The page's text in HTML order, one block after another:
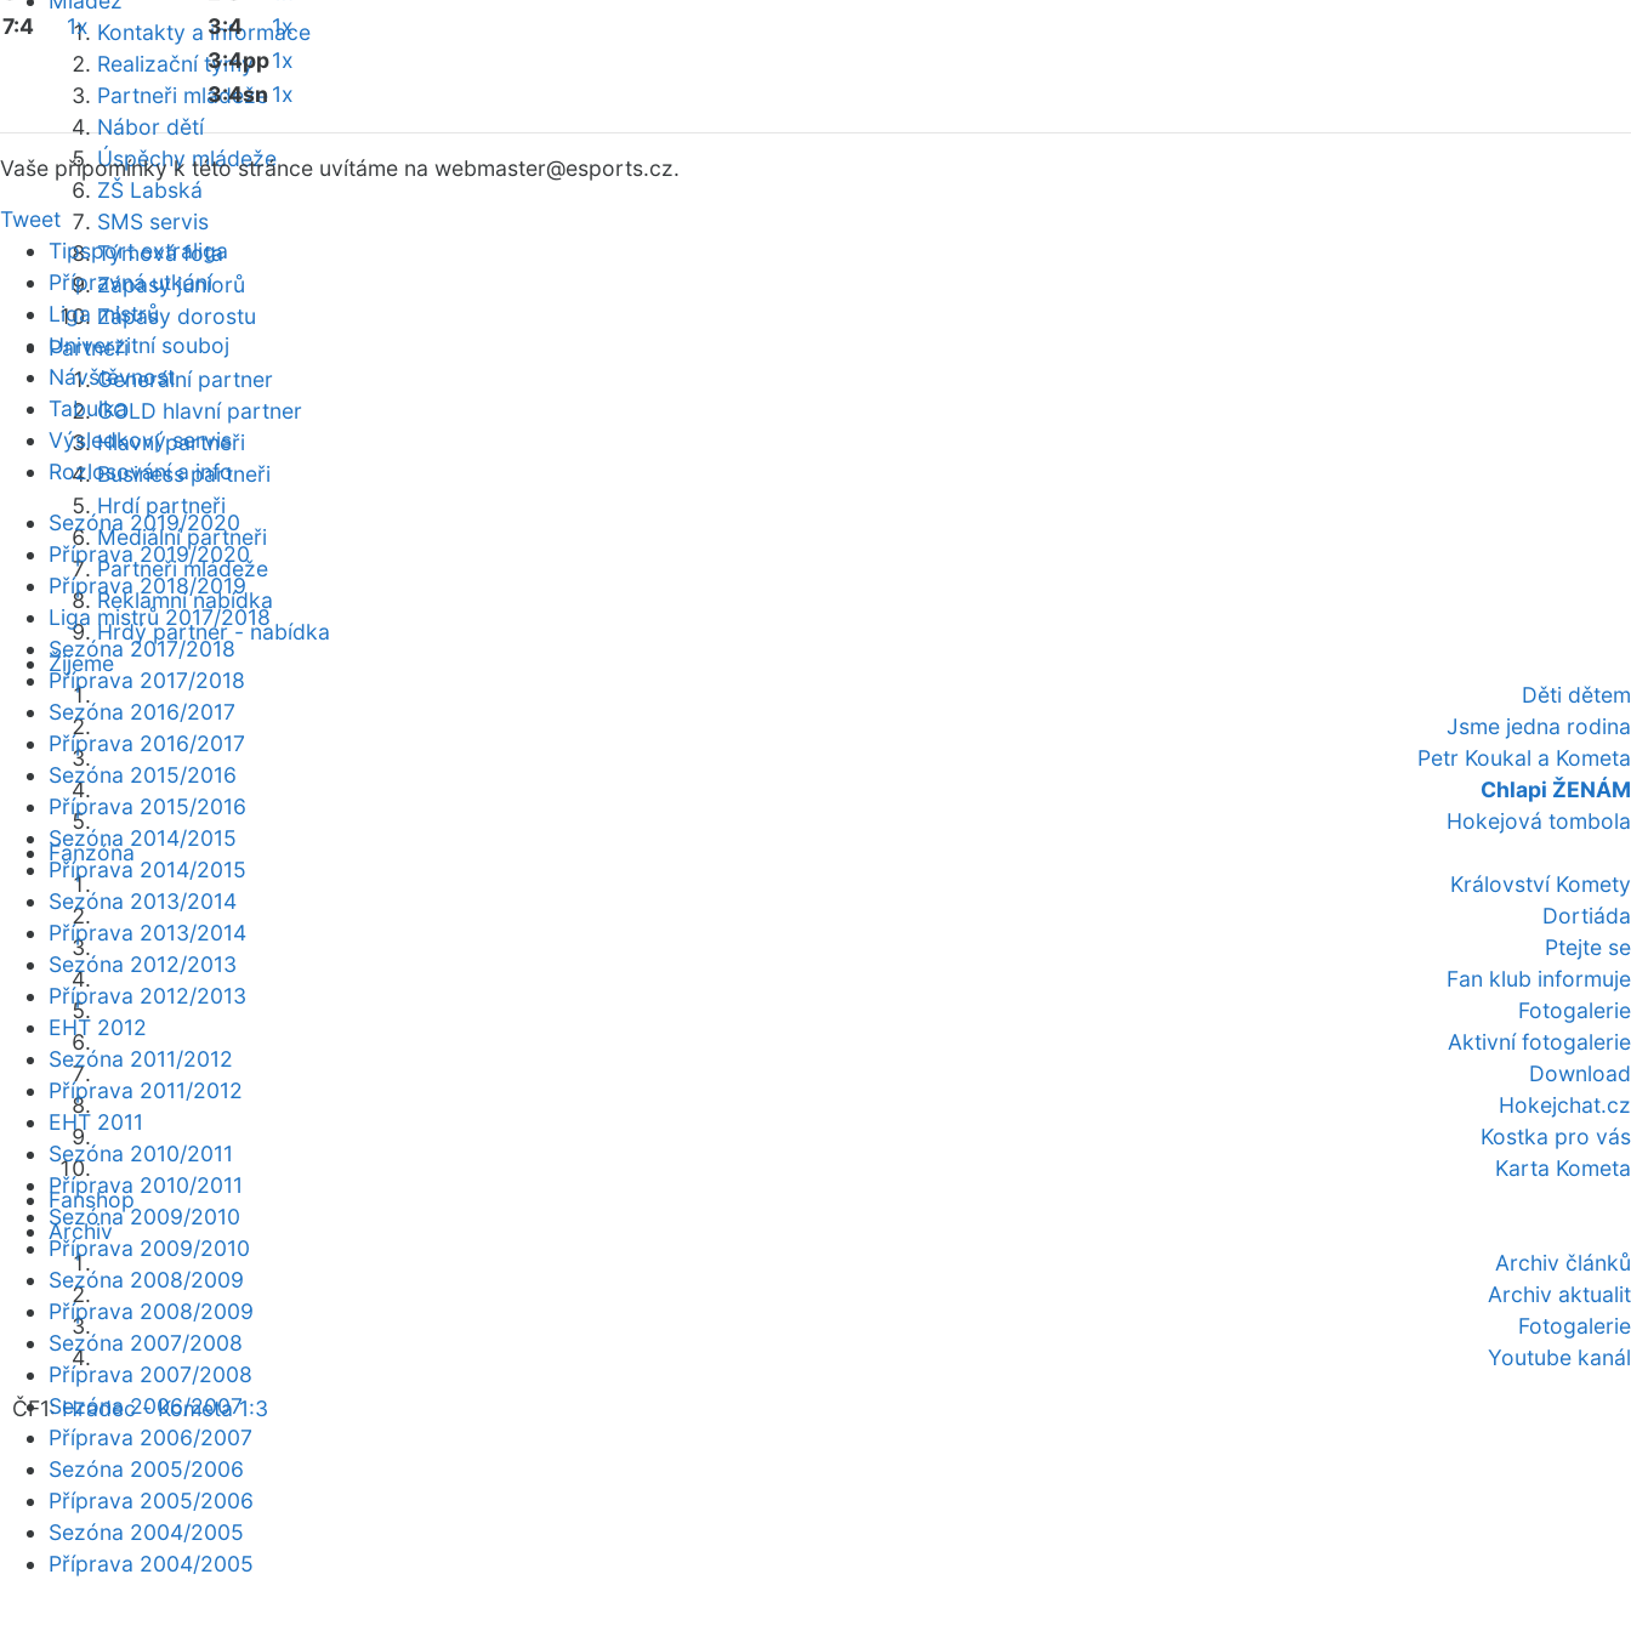
Kontakty a informace
Realizační týmy
Partneři mládeže
Nábor dětí
Úspěchy mládeže
ZŠ Labská
SMS servis
Týmová fota
Zápasy juniorů
Zápasy dorostu
Partneři
Generální partner
GOLD hlavní partner
Hlavní partneři
Business partneři
Hrdí partneři
Mediální partneři
Partneři mládeže
Reklamní nabídka
Hrdý partner - nabídka
Žijeme
Děti dětem
Jsme jedna rodina
Petr Koukal a Kometa
Chlapi ŽENÁM
Hokejová tombola
Fanzóna
Království Komety
Dortiáda
Ptejte se
Fan klub informuje
Fotogalerie
Aktivní fotogalerie
Download
Hokejchat.cz
Kostka pro vás
Karta Kometa
Fanshop
Archiv
Archiv článků
Archiv aktualit
Fotogalerie
Youtube kanál
ČF1:Hradec - Kometa 1:3
7:4
1x
3:4
1x
3:4pp1x
3:4sn1x
Vaše připomínky k této stránce uvítáme na webmaster@esports.cz.
Tweet
Tipsport extraliga
Přípravná utkání
Liga mistrů
Univerzitní souboj
Návštěvnost
Tabulka
Výsledkový servis
Rozlosování a info
Sezóna 2019/2020
Příprava 2019/2020
Příprava 2018/2019
Liga mistrů 2017/2018
Sezóna 2017/2018
Příprava 2017/2018
Sezóna 2016/2017
Příprava 2016/2017
Sezóna 2015/2016
Příprava 2015/2016
Sezóna 2014/2015
Příprava 2014/2015
Sezóna 2013/2014
Příprava 2013/2014
Sezóna 2012/2013
Příprava 2012/2013
EHT 2012
Sezóna 2011/2012
Příprava 2011/2012
EHT 2011
Sezóna 2010/2011
Příprava 2010/2011
Sezóna 2009/2010
Příprava 2009/2010
Sezóna 2008/2009
Příprava 2008/2009
Sezóna 2007/2008
Příprava 2007/2008
Sezóna 2006/2007
Příprava 2006/2007
Sezóna 2005/2006
Příprava 2005/2006
Sezóna 2004/2005
Příprava 2004/2005